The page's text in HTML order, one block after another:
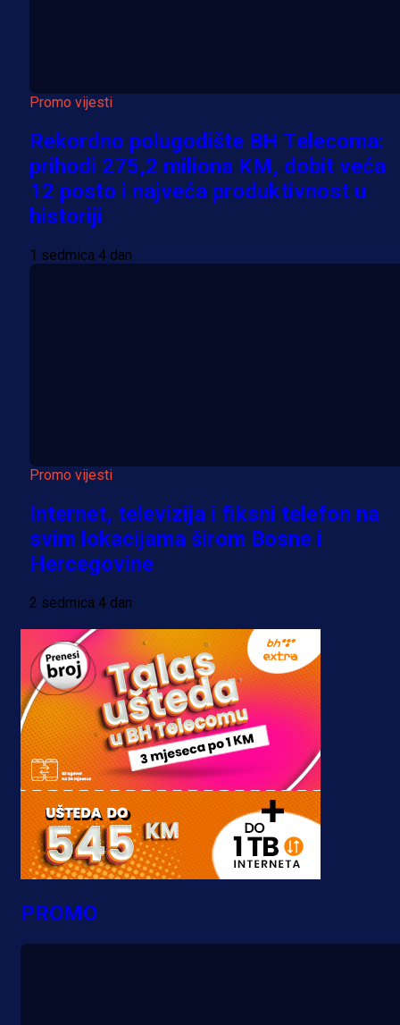
Promo vijesti
Rekordno polugodište BH Telecoma:
prihodi 275,2 miliona KM, dobit veća
12 posto i najveća produktivnost u
historiji
1 sedmica 4 dan
Promo vijesti
Internet, televizija i fiksni telefon na
svim lokacijama širom Bosne i
Hercegovine
2 sedmica 4 dan
PROMO